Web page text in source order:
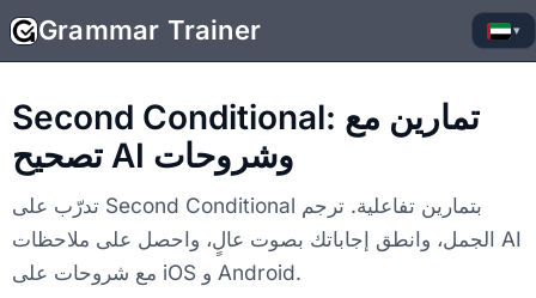
Grammar Trainer ▾
Second Conditional: تمارين مع
تصحيح AI وشروحات
تدرّب على Second Conditional بتمارين تفاعلية. ترجم
الجمل، وانطق إجاباتك بصوت عالٍ، واحصل على ملاحظات AI
مع شروحات على iOS و Android.